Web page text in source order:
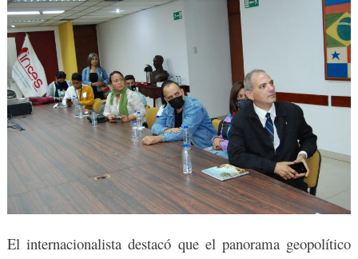
El internacionalista destacó que el panorama geopolítico